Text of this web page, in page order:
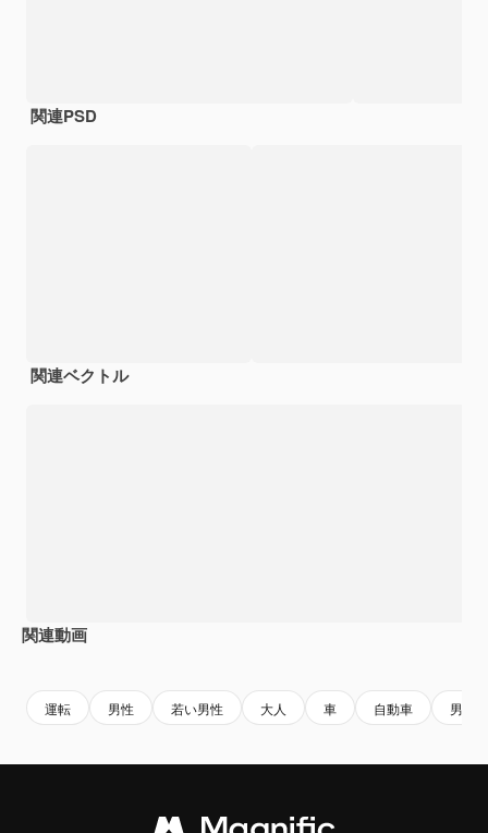
関連PSD
関連ベクトル
関連動画
運転 男性 若い男性 大人 車 自動車 男